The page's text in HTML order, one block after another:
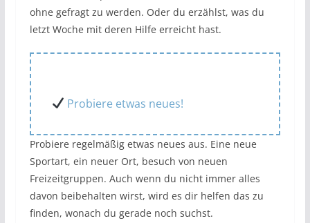
ohne gefragt zu werden. Oder du erzählst, was du
letzt Woche mit deren Hilfe erreicht hast.
Probiere etwas neues!
Probiere regelmäßig etwas neues aus. Eine neue
Sportart, ein neuer Ort, besuch von neuen
Freizeitgruppen. Auch wenn du nicht immer alles
davon beibehalten wirst, wird es dir helfen das zu
finden, wonach du gerade noch suchst.